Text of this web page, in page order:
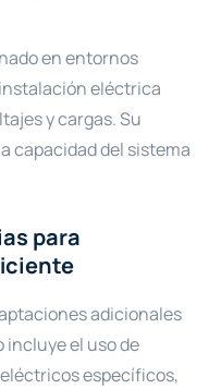
en entornos
eléctrica
y cargas. Su
capacidad del sistema
para
adicionales
el uso de
específicos,